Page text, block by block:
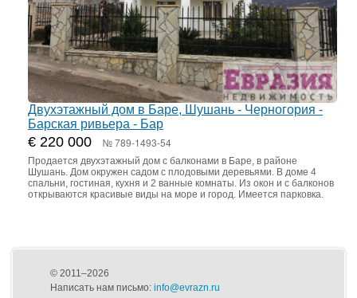
Двухэтажный дом в Баре, Шушань - Черногория -
Барская ривьера - Бар
€ 220 000 № 789-1493-54
Продается двухэтажный дом с балконами в Баре, в районе
Шушань. Дом окружен садом с плодовыми деревьями. В доме 4
спальни, гостиная, кухня и 2 ванные комнаты. Из окон и с балконов
открываются красивые виды на море и город. Имеется парковка.
© 2011–2026
Написать нам письмо: info@evrazn.ru